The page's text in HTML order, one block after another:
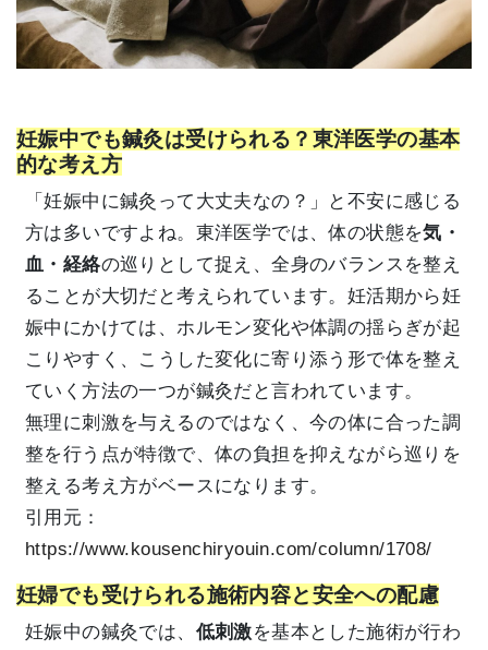
妊娠中でも鍼灸は受けられる？東洋医学の基本
的な考え方
「妊娠中に鍼灸って大丈夫なの？」と不安に感じる
方は多いですよね。東洋医学では、体の状態を気・
血・経絡の巡りとして捉え、全身のバランスを整え
ることが大切だと考えられています。妊活期から妊
娠中にかけては、ホルモン変化や体調の揺らぎが起
こりやすく、こうした変化に寄り添う形で体を整え
ていく方法の一つが鍼灸だと言われています。
無理に刺激を与えるのではなく、今の体に合った調
整を行う点が特徴で、体の負担を抑えながら巡りを
整える考え方がベースになります。
引用元：
https://www.kousenchiryouin.com/column/1708/
妊婦でも受けられる施術内容と安全への配慮
妊娠中の鍼灸では、 低刺激を基本とした施術が行わ